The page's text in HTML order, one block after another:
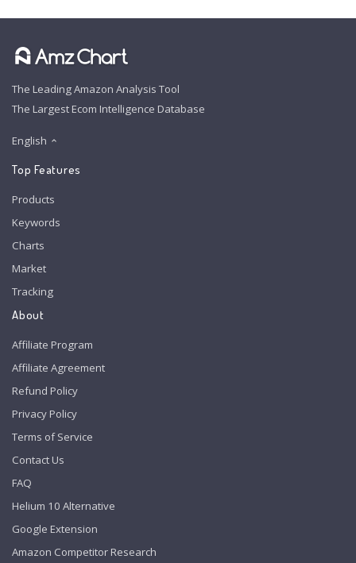
The Leading Amazon Analysis Tool
The Largest Ecom Intelligence Database
English
Top Features
Products
Keywords
Charts
Market
Tracking
About
Affiliate Program
Affiliate Agreement
Refund Policy
Privacy Policy
Terms of Service
Contact Us
FAQ
Helium 10 Alternative
Google Extension
Amazon Competitor Research